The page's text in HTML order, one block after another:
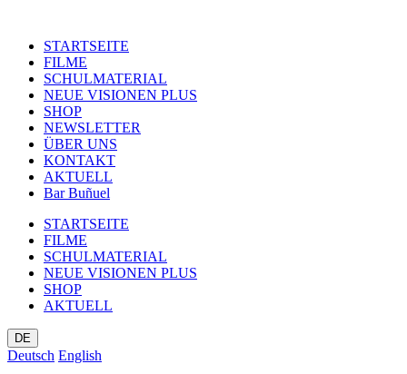
STARTSEITE
FILME
SCHULMATERIAL
NEUE VISIONEN PLUS
SHOP
NEWSLETTER
ÜBER UNS
KONTAKT
AKTUELL
Bar Buñuel
STARTSEITE
FILME
SCHULMATERIAL
NEUE VISIONEN PLUS
SHOP
AKTUELL
DE
Deutsch English